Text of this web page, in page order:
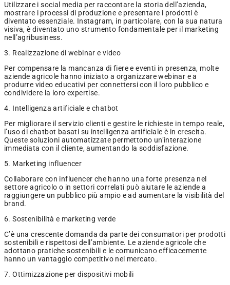
Utilizzare i social media per raccontare la storia dell’azienda,
mostrare i processi di produzione e presentare i prodotti è
diventato essenziale. Instagram, in particolare, con la sua natura
visiva, è diventato uno strumento fondamentale per il marketing
nell’agribusiness.
3. Realizzazione di webinar e video
Per compensare la mancanza di fiere e eventi in presenza, molte
aziende agricole hanno iniziato a organizzare webinar e a
produrre video educativi per connettersi con il loro pubblico e
condividere la loro expertise.
4. Intelligenza artificiale e chatbot
Per migliorare il servizio clienti e gestire le richieste in tempo reale,
l’uso di chatbot basati su intelligenza artificiale è in crescita.
Queste soluzioni automatizzate permettono un’interazione
immediata con il cliente, aumentando la soddisfazione.
5. Marketing influencer
Collaborare con influencer che hanno una forte presenza nel
settore agricolo o in settori correlati può aiutare le aziende a
raggiungere un pubblico più ampio e ad aumentare la visibilità del
brand.
6. Sostenibilità e marketing verde
C’è una crescente domanda da parte dei consumatori per prodotti
sostenibili e rispettosi dell’ambiente. Le aziende agricole che
adottano pratiche sostenibili e le comunicano efficacemente
hanno un vantaggio competitivo nel mercato.
7. Ottimizzazione per dispositivi mobili